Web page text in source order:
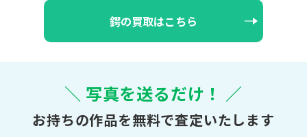
鍔の買取はこちら
＼ 写真を送るだけ！ ／
お持ちの作品を無料で査定いたします